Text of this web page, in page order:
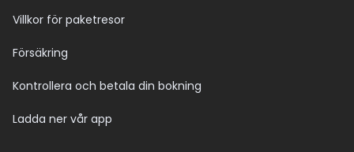
Villkor för paketresor
Försäkring
Kontrollera och betala din bokning
Ladda ner vår app